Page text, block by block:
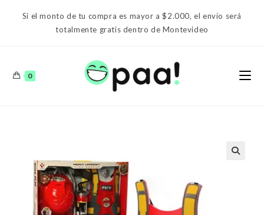
Si el monto de tu compra es mayor a $2.000, el envío será
totalmente gratis dentro de Montevideo
0